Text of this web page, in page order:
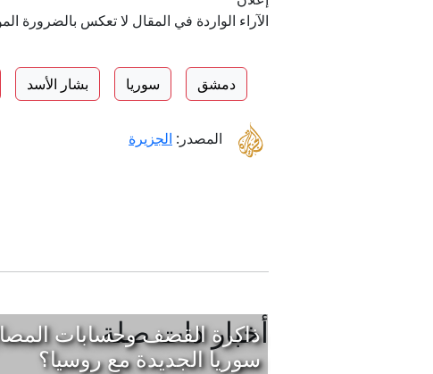
الآراء الواردة في المقال لا تعكس بالضرورة
دمشق سوريا بشار الأسد
المصدر: الجزيرة
أخبار ذات صلة
ذاكرة القصف وحسابات
سوريا الجديدة مع روسيا؟